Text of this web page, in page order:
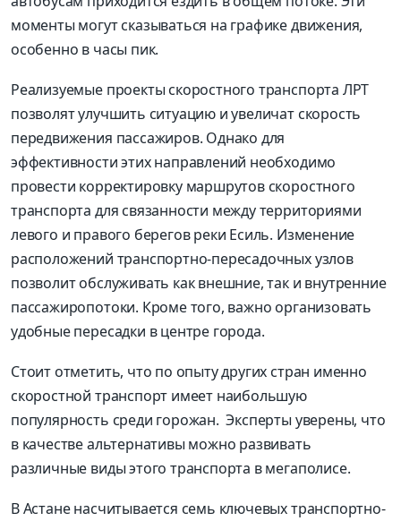
моменты могут сказываться на графике движения,
особенно в часы пик.
Реализуемые проекты скоростного транспорта ЛРТ
позволят улучшить ситуацию и увеличат скорость
передвижения пассажиров. Однако для
эффективности этих направлений необходимо
провести корректировку маршрутов скоростного
транспорта для связанности между территориями
левого и правого берегов реки Есиль. Изменение
расположений транспортно-пересадочных узлов
позволит обслуживать как внешние, так и внутренние
пассажиропотоки. Кроме того, важно организовать
удобные пересадки в центре города.
Стоит отметить, что по опыту других стран именно
скоростной транспорт имеет наибольшую
популярность среди горожан. Эксперты уверены, что
в качестве альтернативы можно развивать
различные виды этого транспорта в мегаполисе.
В Астане насчитывается семь ключевых транспортно-